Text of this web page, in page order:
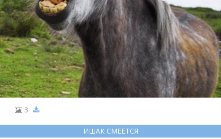
3
ИШАК СМЕЕТСЯ